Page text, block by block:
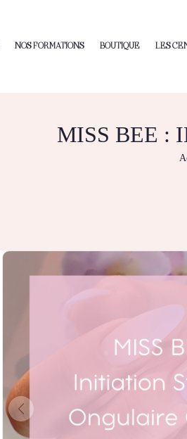
NOS FORMATIONS BOUTIQUE LES
MISS BEE :